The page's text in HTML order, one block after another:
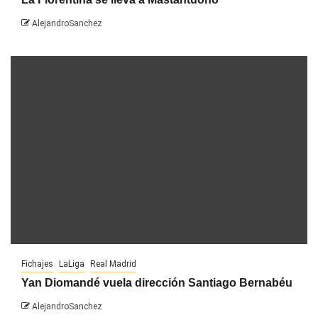
AlejandroSanchez
Fichajes LaLiga Real Madrid
Yan Diomandé vuela dirección Santiago Bernabéu
AlejandroSanchez